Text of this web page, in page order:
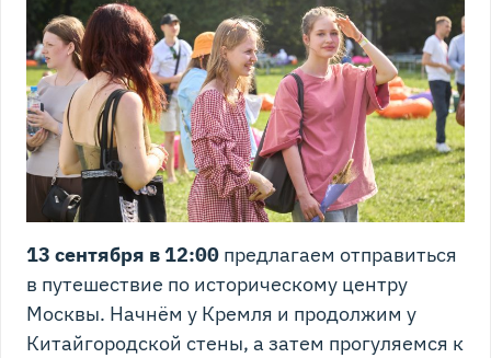
13 сентября в 12:00 предлагаем отправиться
в путешествие по историческому центру
Москвы. Начнём у Кремля и продолжим у
Китайгородской стены, а затем прогуляемся к